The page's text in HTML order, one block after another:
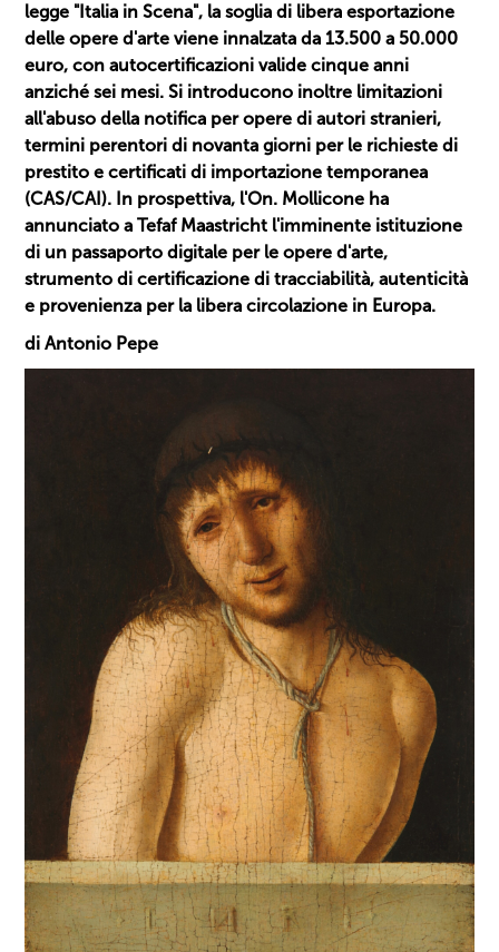
legge "Italia in Scena", la soglia di libera esportazione
delle opere d'arte viene innalzata da 13.500 a 50.000
euro, con autocertificazioni valide cinque anni
anziché sei mesi. Si introducono inoltre limitazioni
all'abuso della notifica per opere di autori stranieri,
termini perentori di novanta giorni per le richieste di
prestito e certificati di importazione temporanea
(CAS/CAI). In prospettiva, l'On. Mollicone ha
annunciato a Tefaf Maastricht l'imminente istituzione
di un passaporto digitale per le opere d'arte,
strumento di certificazione di tracciabilità, autenticità
e provenienza per la libera circolazione in Europa.
di Antonio Pepe